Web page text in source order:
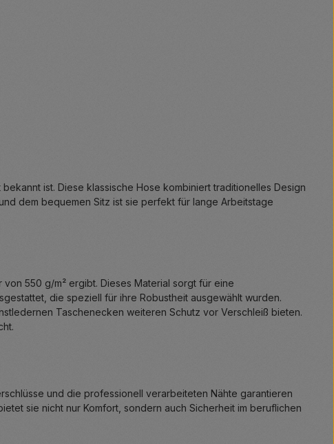
ist. Diese klassische Hose kombiniert traditionelles Design
dem bequemen Sitz ist sie perfekt für lange Arbeitstage
550 g/m² ergibt. Dieses Material sorgt für eine
die speziell für ihre Robustheit ausgewählt wurden.
Taschenecken weiteren Schutz vor Verschleiß bieten.
und die professionell verarbeiteten Nähte garantieren
sie nicht nur Komfort, sondern auch Sicherheit im beruflichen